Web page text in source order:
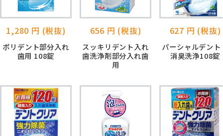
1,280 円 (税抜)
ポリデント部分入れ
歯用 108錠
656 円 (税抜)
スッキリデント入れ
歯洗浄剤部分入れ歯
用
627 円 (税抜)
パーシャルデン
消臭洗浄108錠